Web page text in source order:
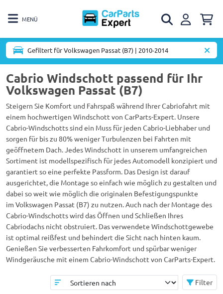
MENÜ
Gefiltert für Volkswagen Passat (B7) | 2010-2014
Cabrio Windschott passend für Ihr
Volkswagen Passat (B7)
Steigern Sie Komfort und Fahrspaß während Ihrer Cabriofahrt mit
einem hochwertigen Windschott von CarParts-Expert. Unsere
Cabrio-Windschotts sind ein Muss für jeden Cabrio-Liebhaber und
sorgen für bis zu 80% weniger Turbulenzen bei Fahrten mit
geöffnetem Dach. Jedes Windschott in unserem umfangreichen
Sortiment ist modellspezifisch für jedes Automodell konzipiert und
garantiert so eine perfekte Passform. Das Design ist darauf
ausgerichtet, die Montage so einfach wie möglich zu gestalten und
dabei so weit wie möglich die originalen Befestigungspunkte
im Volkswagen Passat (B7) zu nutzen. Auch nach der Montage des
Cabrio-Windschotts wird das Öffnen und Schließen Ihres
Cabriodachs nicht obstruiert. Das verwendete Windschottgewebe
ist optimal reißfest und behindert die Sicht nach hinten kaum.
Genießen Sie verbesserten Fahrkomfort und spürbar weniger
Windgeräusche mit einem Cabrio-Windschott von CarParts-Expert.
Filter